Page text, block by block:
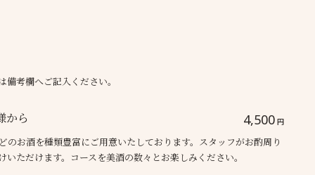
考欄へご記入ください。
から 4,500 円
のお酒を種類豊富にご用意いたしております。スタッフがお酌周り
ただけます。コースを美酒の数々とお楽しみください。